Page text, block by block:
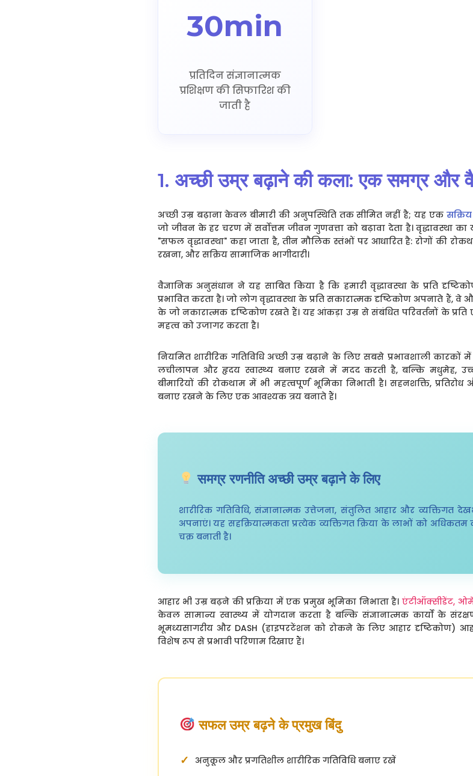
30min
प्रतिदिन संज्ञानात्मक
प्रशिक्षण की सिफारिश की
जाती है
1. अच्छी उम्र बढ़ाने की कला: एक समग्र और
अच्छी उम्र बढ़ाना केवल बीमारी की अनुपस्थिति तक सीमित नहीं है; यह एक
जो जीवन के हर चरण में सर्वोत्तम जीवन गुणवत्ता को बढ़ावा देता है। वृद्धावस्था
"सफल वृद्धावस्था" कहा जाता है, तीन मौलिक स्तंभों पर आधारित है: रोगों की
रखना, और सक्रिय सामाजिक भागीदारी।
वैज्ञानिक अनुसंधान ने यह साबित किया है कि हमारी वृद्धावस्था के प्रति
प्रभावित करता है। जो लोग वृद्धावस्था के प्रति सकारात्मक दृष्टिकोण अपनाते हैं, वे
के जो नकारात्मक दृष्टिकोण रखते हैं। यह आंकड़ा उम्र से संबंधित परिवर्तनों के
महत्व को उजागर करता है।
नियमित शारीरिक गतिविधि अच्छी उम्र बढ़ाने के लिए सबसे प्रभावशाली
लचीलापन और हृदय स्वास्थ्य बनाए रखने में मदद करती है, बल्कि मधुमेह, उच्च
बीमारियों की रोकथाम में भी महत्वपूर्ण भूमिका निभाती है। सहनशक्ति,
बनाए रखने के लिए एक आवश्यक त्रय बनाते हैं।
समग्र रणनीति अच्छी उम्र बढ़ाने के लिए
शारीरिक गतिविधि, संज्ञानात्मक उत्तेजना, संतुलित आहार और व्यक्तिगत
अपनाएं। यह सहक्रियात्मकता प्रत्येक व्यक्तिगत क्रिया के लाभों को
चक्र बनाती है।
आहार भी उम्र बढ़ने की प्रक्रिया में एक प्रमुख भूमिका निभाता है।एंटीऑक्सीडेंट,
केवल सामान्य स्वास्थ्य में योगदान करता है बल्कि संज्ञानात्मक कार्यों के
भूमध्यसागरीय और DASH (हाइपरटेंशन को रोकने के लिए आहार दृष्टिकोण)
विशेष रूप से प्रभावी परिणाम दिखाए हैं।
सफल उम्र बढ़ने के प्रमुख बिंदु
अनुकूल और प्रगतिशील शारीरिक गतिविधि बनाए रखें